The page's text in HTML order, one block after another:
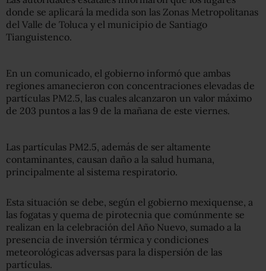
donde se aplicará la medida son las Zonas Metropolitanas
del Valle de Toluca y el municipio de Santiago
Tianguistenco.
En un comunicado, el gobierno informó que ambas
regiones amanecieron con concentraciones elevadas de
partículas PM2.5, las cuales alcanzaron un valor máximo
de 203 puntos a las 9 de la mañana de este viernes.
Las partículas PM2.5, además de ser altamente
contaminantes, causan daño a la salud humana,
principalmente al sistema respiratorio.
Esta situación se debe, según el gobierno mexiquense, a
las fogatas y quema de pirotecnia que comúnmente se
realizan en la celebración del Año Nuevo, sumado a la
presencia de inversión térmica y condiciones
meteorológicas adversas para la dispersión de las
partículas.